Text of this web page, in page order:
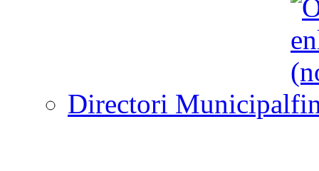
Directori Municipal